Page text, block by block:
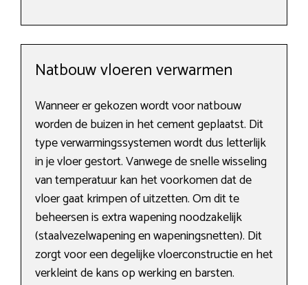
Natbouw vloeren verwarmen
Wanneer er gekozen wordt voor natbouw
worden de buizen in het cement geplaatst. Dit
type verwarmingssystemen wordt dus letterlijk
in je vloer gestort. Vanwege de snelle wisseling
van temperatuur kan het voorkomen dat de
vloer gaat krimpen of uitzetten. Om dit te
beheersen is extra wapening noodzakelijk
(staalvezelwapening en wapeningsnetten). Dit
zorgt voor een degelijke vloerconstructie en het
verkleint de kans op werking en barsten.